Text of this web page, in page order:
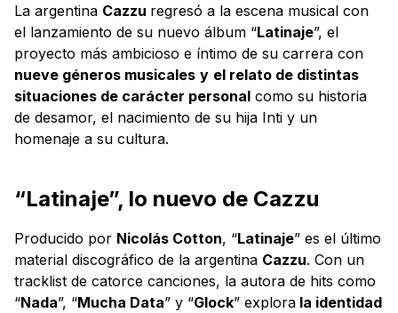
La argentina Cazzu regresó a la escena musical con
el lanzamiento de su nuevo álbum “Latinaje”, el
proyecto más ambicioso e íntimo de su carrera con
nueve géneros musicales y el relato de distintas
situaciones de carácter personal como su historia
de desamor, el nacimiento de su hija Inti y un
homenaje a su cultura.
“Latinaje”, lo nuevo de Cazzu
Producido por Nicolás Cotton, “Latinaje” es el último
material discográfico de la argentina Cazzu. Con un
tracklist de catorce canciones, la autora de hits como
“Nada”, “Mucha Data” y “Glock” explora la identidad